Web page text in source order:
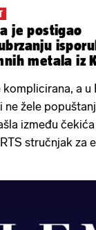
je postigao
metala iz
a u
žele
između
stručnjak za